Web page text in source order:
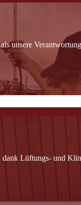
unsere
dank Lüftungs- und